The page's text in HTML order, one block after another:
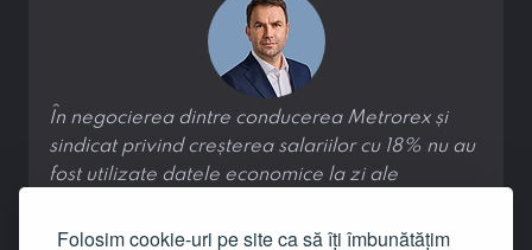
Folosim cookie-uri pe site ca să îți îmbunătățim
În negocierea dintre conducerea Metrorex și
sindicat privind creșterea salariilor cu 18% nu au
fost utilizate datele economice la zi ale
—Cătălin Drulă, 4 martie 2021